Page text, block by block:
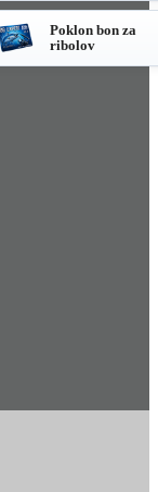
Poklon bon za
ribolov